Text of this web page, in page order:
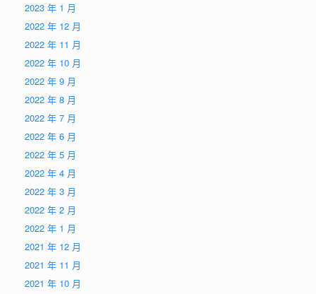
2023 年 1 月
2022 年 12 月
2022 年 11 月
2022 年 10 月
2022 年 9 月
2022 年 8 月
2022 年 7 月
2022 年 6 月
2022 年 5 月
2022 年 4 月
2022 年 3 月
2022 年 2 月
2022 年 1 月
2021 年 12 月
2021 年 11 月
2021 年 10 月